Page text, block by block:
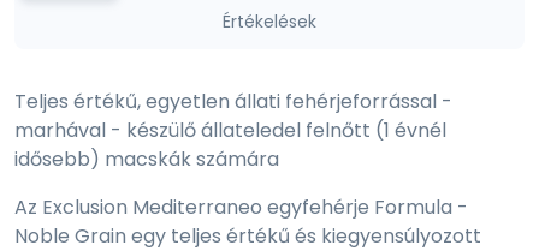
Értékelések
Teljes értékű, egyetlen állati fehérjeforrással -
marhával - készülő állateledel felnőtt (1 évnél
idősebb) macskák számára
Az Exclusion Mediterraneo egyfehérje Formula -
Noble Grain egy teljes értékű és kiegyensúlyozott